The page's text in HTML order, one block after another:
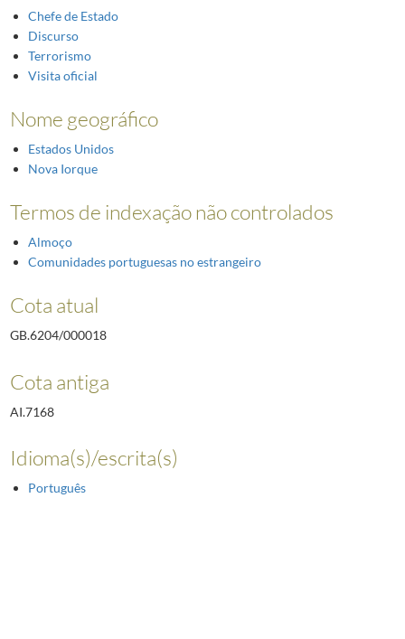
Chefe de Estado
Discurso
Terrorismo
Visita oficial
Nome geográfico
Estados Unidos
Nova Iorque
Termos de indexação não controlados
Almoço
Comunidades portuguesas no estrangeiro
Cota atual
GB.6204/000018
Cota antiga
AI.7168
Idioma(s)/escrita(s)
Português